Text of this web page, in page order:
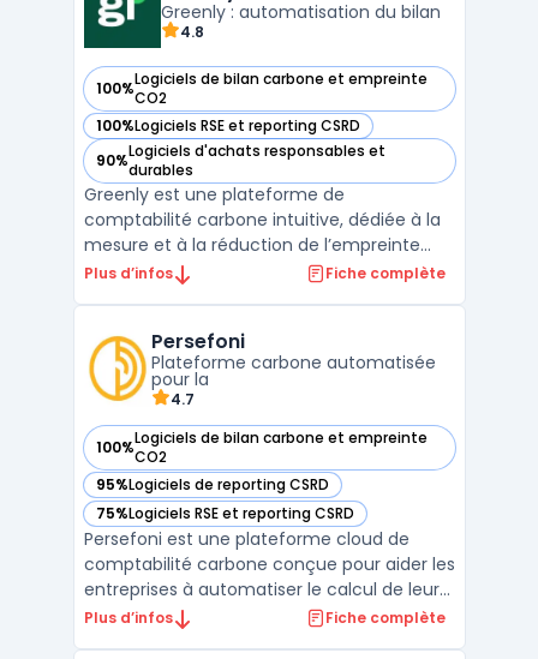
émissions dire ...Greenly : automatisation du bilan
4.8
100%Logiciels de bilan carbone et empreinte
CO2
— voir Greenly dans cette catégorie
100%Logiciels RSE et reporting CSRD
— voir Greenly dans cette catégorie
90%Logiciels d'achats responsables et
durables
— voir Greenly dans cette catégorie
Greenly est une plateforme de
comptabilité carbone intuitive, dédiée à la
mesure et à la réduction de l’empreinte
carbone des entreprises. Elle s’intègre
données variées (consommation
énergétique, déplacements, etc.), perm ...
Plus d’infos Fiche complète
Persefoni
Plateforme carbone automatisée
pour la
4.7
100%Logiciels de bilan carbone et empreinte
CO2
— voir Persefoni dans cette catégorie
95%Logiciels de reporting CSRD
— voir Persefoni dans cette catégorie
75%Logiciels RSE et reporting CSRD
— voir Persefoni dans cette catégorie
Persefoni est une plateforme cloud de
comptabilité carbone conçue pour aider les
entreprises à automatiser le calcul de leur
empreinte carbone et à se conformer aux
Plus d’infos Fiche complète